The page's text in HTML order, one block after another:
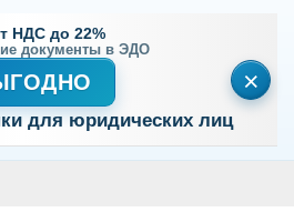
НДС до 22%
документы в ЭДО
для юридических лиц
×